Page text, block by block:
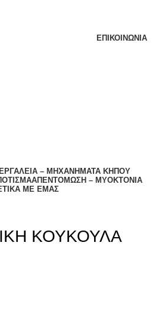
ΕΠΙΚΟΙΝΩΝΊΑ
ΕΡΓΑΛΕΙΑ – ΜΗΧΑΝΗΜΑΤΑ ΚΗΠΟΥ
ΑΠΕΝΤΟΜΩΣΗ – ΜΥΟΚΤΟΝΙΑ
ΜΕ ΕΜΆΣ
ΚΟΥΚΟΥΛΑ